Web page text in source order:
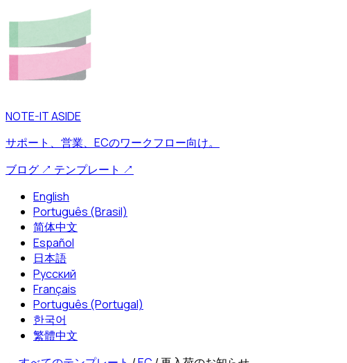
NOTE-IT ASIDE
サポート、営業、ECのワークフロー向け。
ブログ ↗ テンプレート ↗
English
Português (Brasil)
简体中文
Español
日本語
Русский
Français
Português (Portugal)
한국어
繁體中文